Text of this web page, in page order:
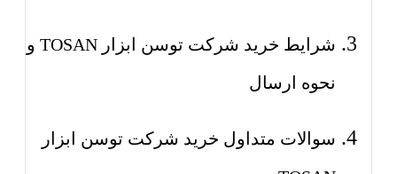
شرایط خرید شرکت توسن ابزار TOSAN و
نحوه ارسال
سوالات متداول خرید شرکت توسن ابزار